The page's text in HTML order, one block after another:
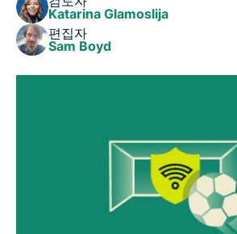
공항, 호텔, 경기장 와이파이 중 가장
는?
Katarina Glamoslija
편집자
Sam Boyd